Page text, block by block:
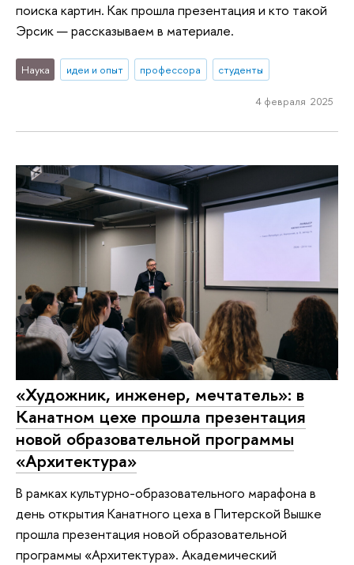
поиска картин. Как прошла презентация и кто такой
Эрсик — рассказываем в материале.
Наука идеи и опыт профессора студенты
4 февраля 2025
«Художник, инженер, мечтатель»: в
Канатном цехе прошла презентация
новой образовательной программы
«Архитектура»
В рамках культурно-образовательного марафона в
день открытия Канатного цеха в Питерской Вышке
прошла презентация новой образовательной
программы «Архитектура». Академический